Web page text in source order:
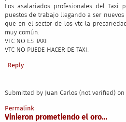
Los asalariados profesionales del Taxi
puestos de trabajo llegando a ser
que en el sector de los vtc la
muy común.
VTC NO ES TAXI
VTC NO PUEDE HACER DE TAXI.
Reply
Submitted by Juan Carlos (not verified) on
Permalink
Vinieron prometiendo el oro…